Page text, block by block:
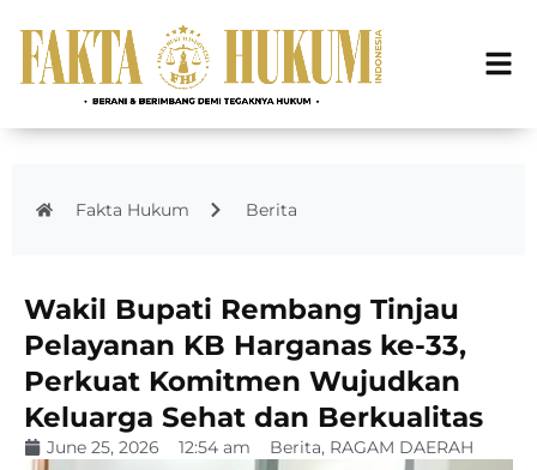
Fakta Hukum Berita
Wakil Bupati Rembang Tinjau
Pelayanan KB Harganas ke-33,
Perkuat Komitmen Wujudkan
Keluarga Sehat dan Berkualitas
June 25, 2026 12:54 am Berita, RAGAM DAERAH